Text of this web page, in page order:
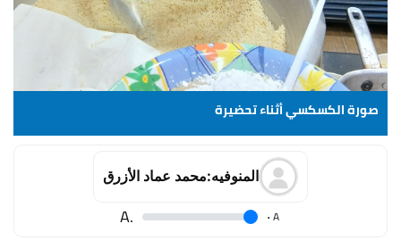
صورة الكسكسي أثناء تحضيرة
المنوفيه:محمد عماد الأزرق
A
.
.A